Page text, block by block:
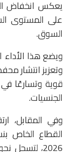
على المستوى
السوق.
ويضع هذا
وتعزيز انتشار
قوية وتسارعًا
الجنسيات.
وفي المقابل،